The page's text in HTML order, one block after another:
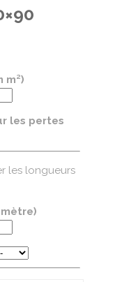
m²)
les pertes
les longueurs